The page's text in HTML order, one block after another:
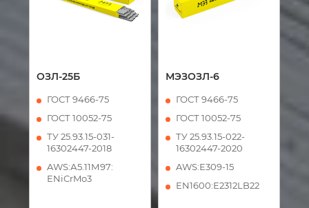
ОЗЛ-25Б
ГОСТ 9466-75
ГОСТ 10052-75
ТУ 25.93.15-031-
16302447-2018
AWS:А5.11М97:
ЕNiCrMo3
МЭЗОЗЛ-6
ГОСТ 9466-75
ГОСТ 10052-75
ТУ 25.93.15-022-
16302447-2020
AWS:Е309-15
ЕN1600:Е2312LB22